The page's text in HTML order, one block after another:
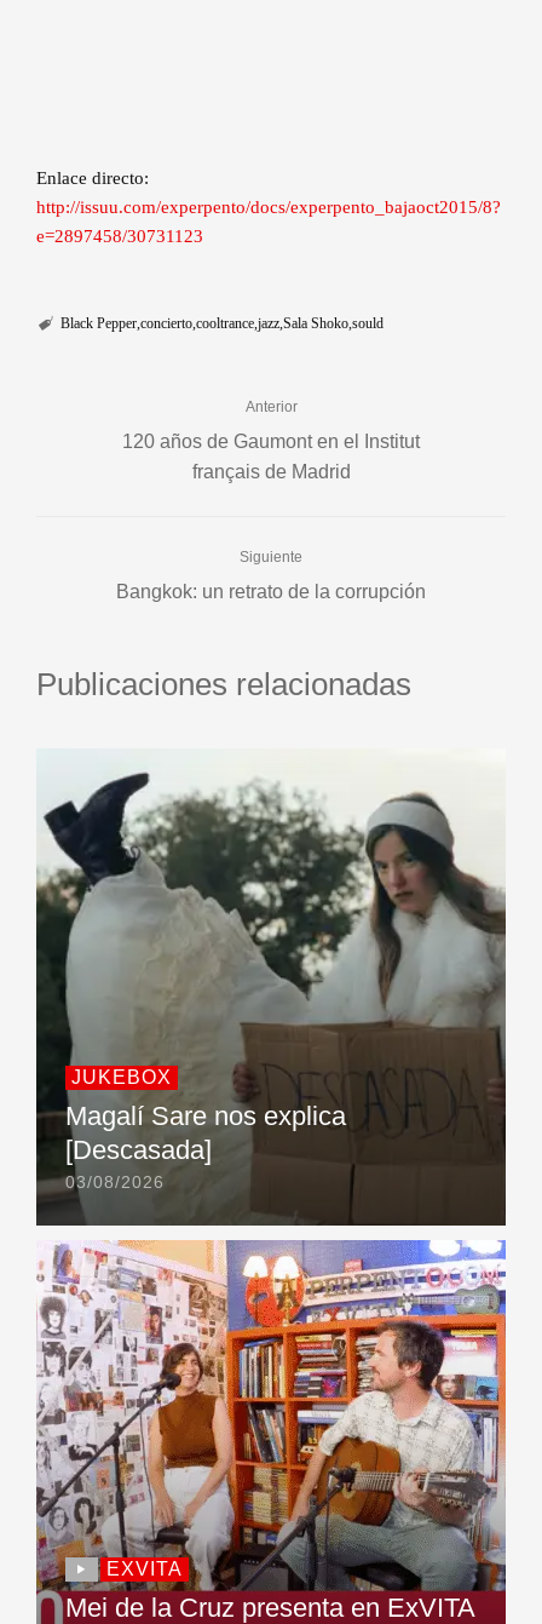
Enlace directo:
http://issuu.com/experpento/docs/experpento_bajaoct2015/8?
e=2897458/30731123
Black Pepper concierto cooltrance jazz Sala Shoko sould
Anterior
120 años de Gaumont en el Institut
français de Madrid
Siguiente
Bangkok: un retrato de la corrupción
Publicaciones relacionadas
JUKEBOX
Magalí Sare nos explica
[Descasada]
03/08/2026
EXVITA
Mei de la Cruz presenta en ExVITA